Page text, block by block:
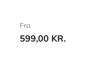
Fra
599,00 KR.